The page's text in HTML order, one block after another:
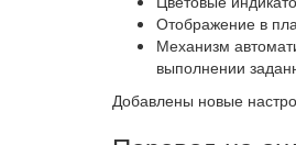
Отображение в
Механизм
выполнении
Добавлены новые